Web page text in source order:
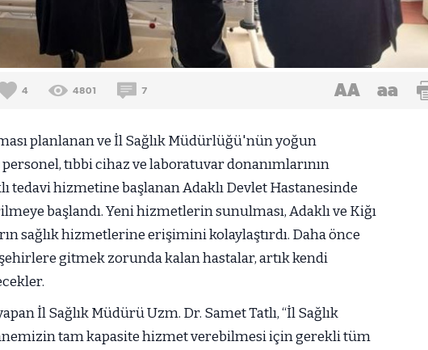
4 4801 7 AA aa
planlanan ve İl Sağlık Müdürlüğü'nün yoğun
tıbbi cihaz ve laboratuvar donanımlarının
tedavi hizmetine başlanan Adaklı Devlet Hastanesinde
başlandı. Yeni hizmetlerin sunulması, Adaklı ve Kiğı
sağlık hizmetlerine erişimini kolaylaştırdı. Daha önce
gitmek zorunda kalan hastalar, artık kendi
İl Sağlık Müdürü Uzm. Dr. Samet Tatlı, “İl Sağlık
tam kapasite hizmet verebilmesi için gerekli tüm